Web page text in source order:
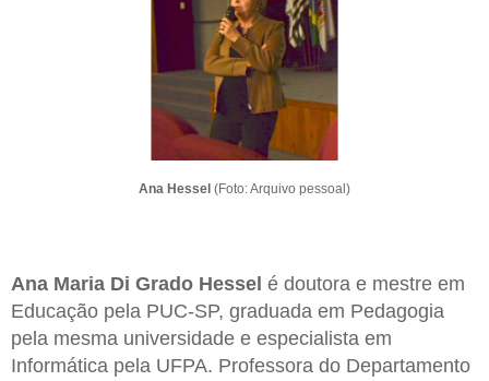
Ana Hessel (Foto: Arquivo pessoal)
Ana Maria Di Grado Hessel é doutora e mestre em
Educação pela PUC-SP, graduada em Pedagogia
pela mesma universidade e especialista em
Informática pela UFPA. Professora do Departamento